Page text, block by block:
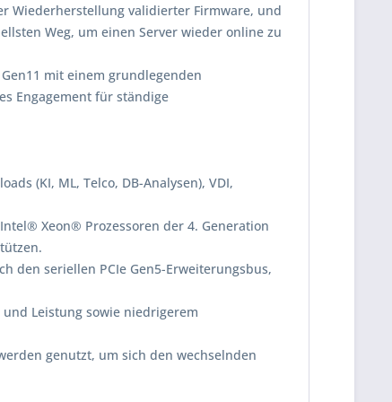
Wiederherstellung validierter Firmware, und
Weg, um einen Server wieder online zu
mit einem grundlegenden
Engagement für ständige
(KI, ML, Telco, DB-Analysen), VDI,
Xeon® Prozessoren der 4. Generation
den seriellen PCIe Gen5-Erweiterungsbus,
Leistung sowie niedrigerem
genutzt, um sich den wechselnden